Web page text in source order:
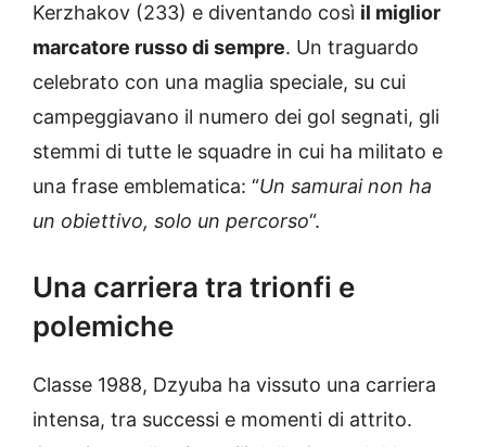
Kerzhakov (233) e diventando così il miglior
marcatore russo di sempre. Un traguardo
celebrato con una maglia speciale, su cui
campeggiavano il numero dei gol segnati, gli
stemmi di tutte le squadre in cui ha militato e
una frase emblematica: “Un samurai non ha
un obiettivo, solo un percorso“.
Una carriera tra trionfi e
polemiche
Classe 1988, Dzyuba ha vissuto una carriera
intensa, tra successi e momenti di attrito.